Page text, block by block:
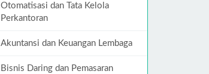
Otomatisasi dan Tata Kelola
Perkantoran
Akuntansi dan Keuangan Lembaga
Bisnis Daring dan Pemasaran